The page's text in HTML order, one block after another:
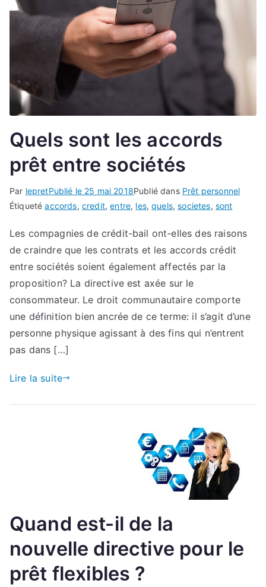
Quels sont les accords
prêt entre sociétés
Par lepretPublié le 25 mai 2018Publié dans Prêt personnel
Étiquetéaccords, credit,entre, les,quels,societes, sont
Les compagnies de crédit-bail ont-elles des raisons
de craindre que les contrats et les accords crédit
entre sociétés soient également affectés par la
proposition? La directive est axée sur le
consommateur. Le droit communautaire comporte
une définition bien ancrée de ce terme: il s’agit d’une
personne physique agissant à des fins qui n’entrent
pas dans […]
Lire la suite
Quand est-il de la
nouvelle directive pour le
prêt flexibles ?